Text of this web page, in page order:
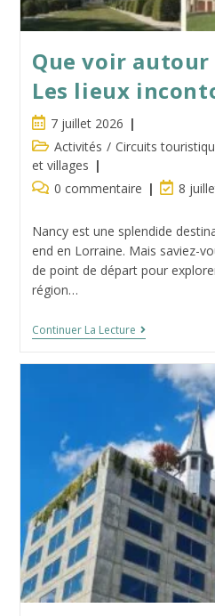
Que voir autour
Les lieux
Publication
publiée :
7 juillet 2026
Post
category:
Activités / Circuits
et villages
Commentaires
la
publication :
0 commentaire
Dernière
de
8
Nancy est une splendide
end en Lorraine. Mais saviez-
de point de départ pour
région…
Continuer La LectureQue
Voir
Nancy
Lieux